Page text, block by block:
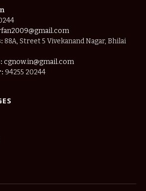
88A, Street 5 Vivekanand Nagar, Bhilai
cgnow.in@gmail.com
94255 20244